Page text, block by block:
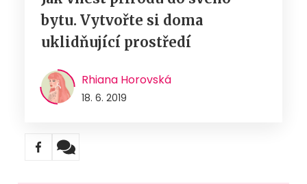
bytu. Vytvořte si doma
uklidňující prostředí
Rhiana Horovská
18. 6. 2019